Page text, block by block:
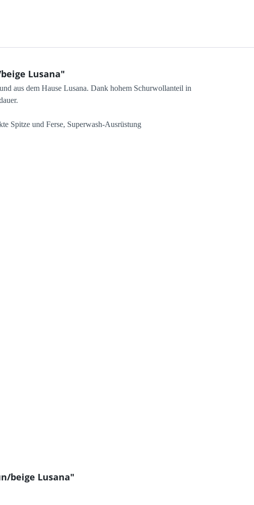
Lusana"
aus dem Hause Lusana. Dank hohem Schurwollanteil in
Spitze und Ferse, Superwash-Ausrüstung
beige Lusana"